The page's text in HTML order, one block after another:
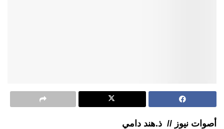
أصوات نيوز // ذ.هند دامي